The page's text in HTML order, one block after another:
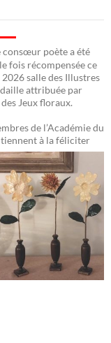
consœur poète a été
fois récompensée ce
salle des Illustres
attribuée par
Jeux floraux.
de l’Académie du
tiennent à la féliciter